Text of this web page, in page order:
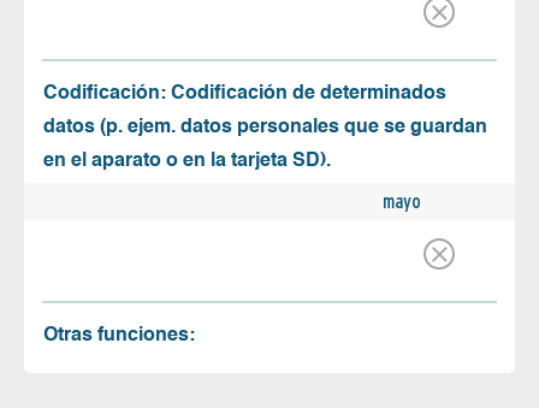
Codificación: Codificación de determinados
datos (p. ejem. datos personales que se guardan
en el aparato o en la tarjeta SD).
mayo
Otras funciones: